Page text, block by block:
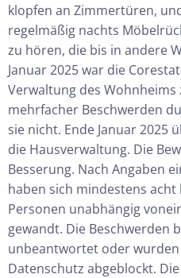
klopfen an Zimmertüren,
regelmäßig nachts
zu hören, die bis in andere
Januar 2025 war die
Verwaltung des Wohnheims
mehrfacher Beschwerden
sie nicht. Ende Januar 2025
die Hausverwaltung. Die
Besserung. Nach Angaben
haben sich mindestens
Personen unabhängig
gewandt. Die Beschwerden
unbeantwortet oder
Datenschutz abgeblockt.